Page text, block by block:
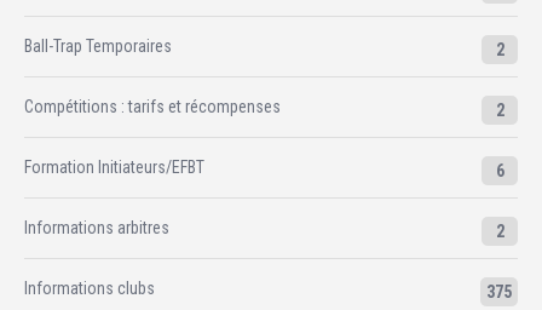
Ball-Trap Temporaires 2
Compétitions : tarifs et récompenses 2
Formation Initiateurs/EFBT 6
Informations arbitres 2
Informations clubs 375